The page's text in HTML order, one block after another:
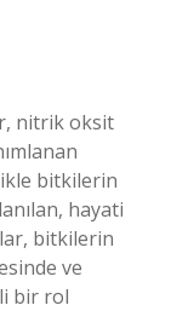
nitrik oksit
bitkilerin
hayati
bitkilerin
ve
bir rol